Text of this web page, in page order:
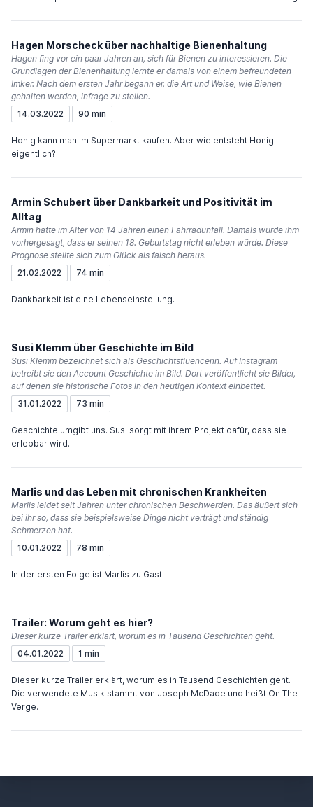
Hagen Morscheck über nachhaltige Bienenhaltung
Hagen fing vor ein paar Jahren an, sich für Bienen zu interessieren. Die
Grundlagen der Bienenhaltung lernte er damals von einem befreundeten
Imker. Nach dem ersten Jahr begann er, die Art und Weise, wie Bienen
gehalten werden, infrage zu stellen.
14.03.2022
90 min
Honig kann man im Supermarkt kaufen. Aber wie entsteht Honig
eigentlich?
Armin Schubert über Dankbarkeit und Positivität im
Alltag
Armin hatte im Alter von 14 Jahren einen Fahrradunfall. Damals wurde ihm
vorhergesagt, dass er seinen 18. Geburtstag nicht erleben würde. Diese
Prognose stellte sich zum Glück als falsch heraus.
21.02.2022
74 min
Dankbarkeit ist eine Lebenseinstellung.
Susi Klemm über Geschichte im Bild
Susi Klemm bezeichnet sich als Geschichtsfluencerin. Auf Instagram
betreibt sie den Account Geschichte im Bild. Dort veröffentlicht sie Bilder,
auf denen sie historische Fotos in den heutigen Kontext einbettet.
31.01.2022
73 min
Geschichte umgibt uns. Susi sorgt mit ihrem Projekt dafür, dass sie
erlebbar wird.
Marlis und das Leben mit chronischen Krankheiten
Marlis leidet seit Jahren unter chronischen Beschwerden. Das äußert sich
bei ihr so, dass sie beispielsweise Dinge nicht verträgt und ständig
Schmerzen hat.
10.01.2022
78 min
In der ersten Folge ist Marlis zu Gast.
Trailer: Worum geht es hier?
Dieser kurze Trailer erklärt, worum es in Tausend Geschichten geht.
04.01.2022
1 min
Dieser kurze Trailer erklärt, worum es in Tausend Geschichten geht.
Die verwendete Musik stammt von Joseph McDade und heißt On The
Verge.